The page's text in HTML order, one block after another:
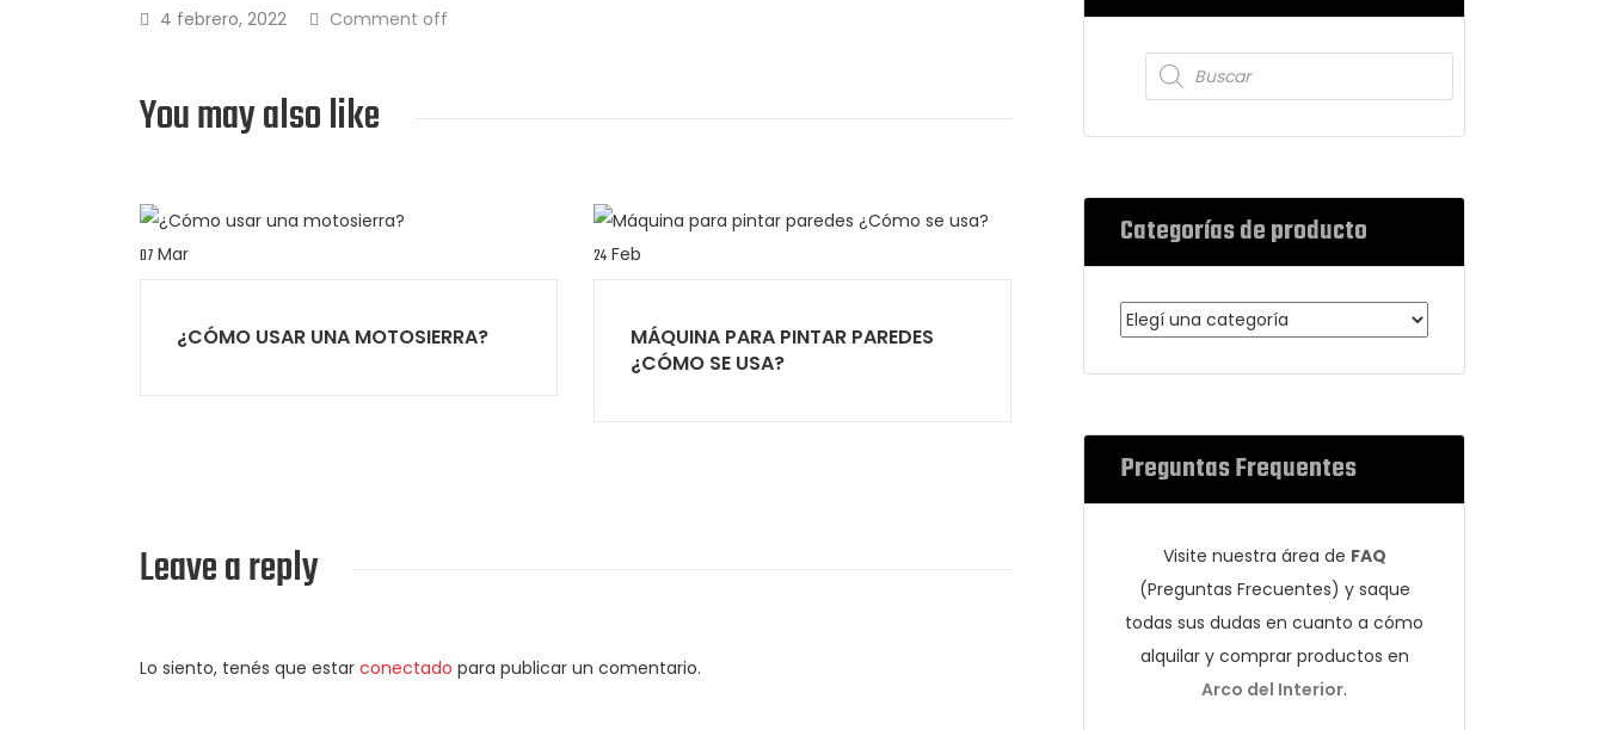
4 febrero, 2022 Comment off
You may also like
07 Mar
¿CÓMO USAR UNA MOTOSIERRA?
24 Feb
MÁQUINA PARA PINTAR PAREDES
¿CÓMO SE USA?
Leave a reply
Lo siento, tenés que estar conectado para publicar un comentario.
Categorías de producto
Preguntas Frequentes
Visite nuestra área de FAQ
(Preguntas Frecuentes) y saque
todas sus dudas en cuanto a cómo
alquilar y comprar productos en
Arco del Interior.